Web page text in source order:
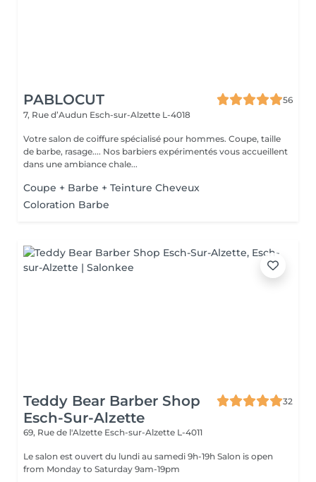
PABLOCUT
56
7, Rue d’Audun Esch-sur-Alzette L-4018
Votre salon de coiffure spécialisé pour hommes. Coupe, taille
de barbe, rasage.... Nos barbiers expérimentés vous accueillent
dans une ambiance chale...
Coupe + Barbe + Teinture Cheveux
Coloration Barbe
Teddy Bear Barber Shop
Esch-Sur-Alzette
32
69, Rue de l'Alzette Esch-sur-Alzette L-4011
Le salon est ouvert du lundi au samedi 9h-19h Salon is open
from Monday to Saturday 9am-19pm